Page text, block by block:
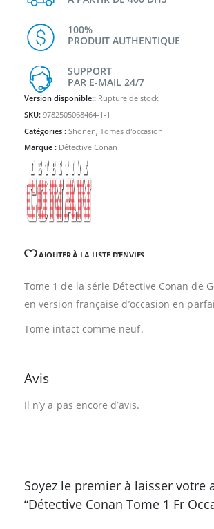
100%
PRODUIT AUTHENTIQUE
SUPPORT
PAR E-MAIL 24/7
Version disponible:: Rupture de stock
SKU: 9782505068464-1-1
Catégories : Shonen Tomes d'occasion
Marque : Détective Conan
AJOUTER À LA LISTE D’ENVIES
Tome 1 de la série Détective Conan de
en version française d’occasion en
Tome intact comme neuf.
Avis
Il n’y a pas encore d’avis.
Soyez le premier à laisser votre
“Détective Conan Tome 1 Fr